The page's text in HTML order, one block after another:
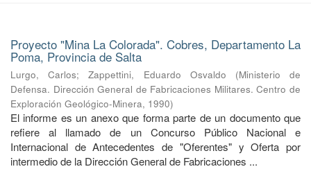
Proyecto "Mina La Colorada". Cobres, Departamento La
Poma, Provincia de Salta
Lurgo, Carlos;Zappettini, Eduardo Osvaldo (Ministerio de
Defensa. Dirección General de Fabricaciones Militares. Centro de
Exploración Geológico-Minera, 1990)
El informe es un anexo que forma parte de un documento que
refiere al llamado de un Concurso Público Nacional e
Internacional de Antecedentes de "Oferentes" y Oferta por
intermedio de la Dirección General de Fabricaciones ...